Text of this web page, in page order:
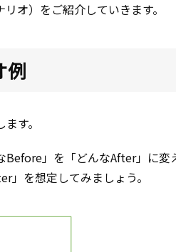
オ）をご紹介していきます。
例
す。
Before」を「どんなAfter」に変
」を想定してみましょう。